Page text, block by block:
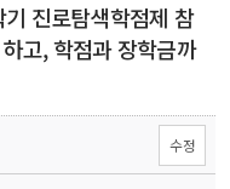
진로탐색학점제 참
고, 학점과 장학금까
수정